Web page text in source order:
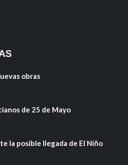
obras
de 25 de Mayo
la posible llegada de El Niño